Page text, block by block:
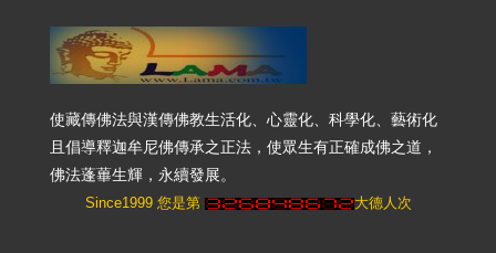
使藏傳佛法與漢傳佛教生活化、心靈化、科學化、藝術化
且倡導釋迦牟尼佛傳承之正法，使眾生有正確成佛之道，
佛法蓬蓽生輝，永續發展。
Since1999 您是第 大德人次